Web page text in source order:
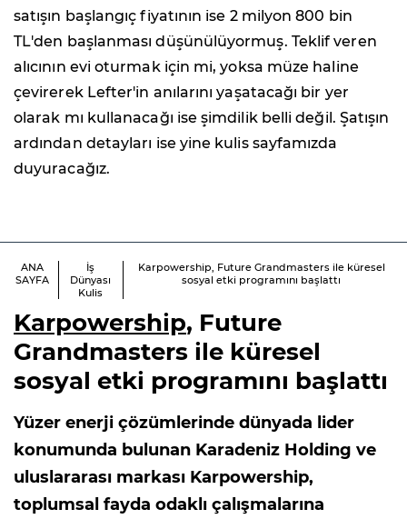
satışın başlangıç fiyatının ise 2 milyon 800 bin
TL'den başlanması düşünülüyormuş. Teklif veren
alıcının evi oturmak için mi, yoksa müze haline
çevirerek Lefter'in anılarını yaşatacağı bir yer
olarak mı kullanacağı ise şimdilik belli değil. Şatışın
ardından detayları ise yine kulis sayfamızda
duyuracağız.
ANA
SAYFA
İş
Dünyası
Kulis
Karpowership, Future Grandmasters ile küresel
sosyal etki programını başlattı
Karpowership, Future
Grandmasters ile küresel
sosyal etki programını başlattı
Yüzer enerji çözümlerinde dünyada lider
konumunda bulunan Karadeniz Holding ve
uluslararası markası Karpowership,
toplumsal fayda odaklı çalışmalarına